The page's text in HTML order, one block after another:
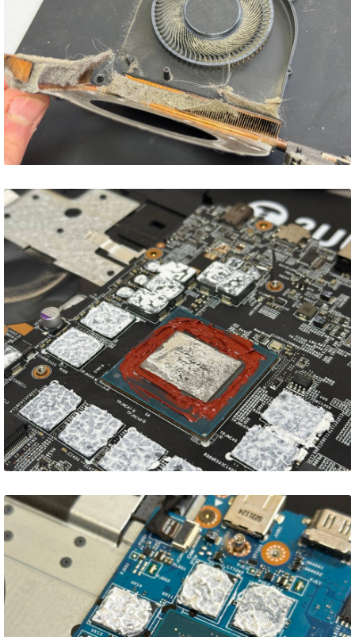
MSI GE66 Raider 10SF –
небезпечний експеримент із
рідким металом
Lenovo LOQ 15IAX9 –
професійне обслуговування